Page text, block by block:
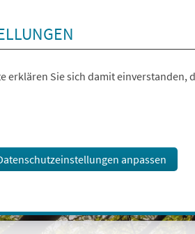
erklären Sie sich damit einverstanden,
anpassen